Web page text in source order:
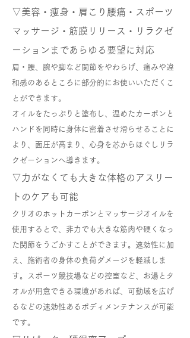
▽美容・痩身・肩こり腰痛・スポーツ
マッサージ・筋膜リリース・リラクゼ
ーションまであらゆる要望に対応
肩・腰、腕や脚など関節をやわらげ、痛みや違
和感のあるところに部分的にお使いいただくこ
とができます。
オイルをたっぷりと塗布し、温めたカーボンと
ハンドを同時に身体に密着させ滑らせることに
より、面圧が高まり、心身を芯からほぐしリラ
クゼーションへ導きます。
▽力がなくても大きな体格のアスリー
トのケアも可能
クリオのホットカーボンとマッサージオイルを
使用するとで、非力でも大きな筋肉や硬くなっ
た関節をうごかすことができます。速効性に加
え、施術者の身体の負荷ダメージを軽減しま
す。スポーツ競技場などの控室など、お湯とタ
オルが用意できる環境があれば、可動域を広げ
るなどの速効性あるボディメンテナンスが可能
です。